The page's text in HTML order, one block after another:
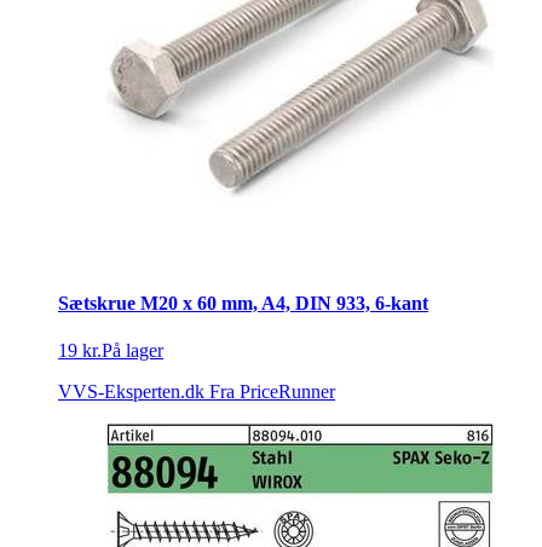
Sætskrue M20 x 60 mm, A4, DIN 933, 6-kant
19 kr.På lager
VVS-Eksperten.dk Fra PriceRunner